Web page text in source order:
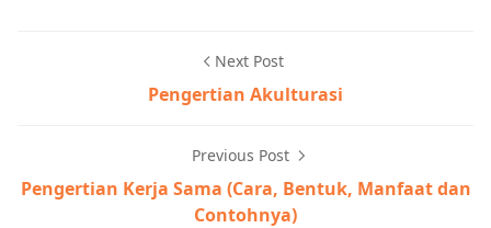
Next Post
Pengertian Akulturasi
Previous Post
Pengertian Kerja Sama (Cara, Bentuk, Manfaat dan
Contohnya)